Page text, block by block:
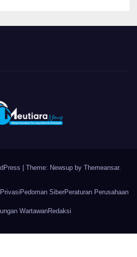
Theme: Newsup by Themeansar.
Pedoman SiberPeraturan Perusahaan
WartawanRedaksi